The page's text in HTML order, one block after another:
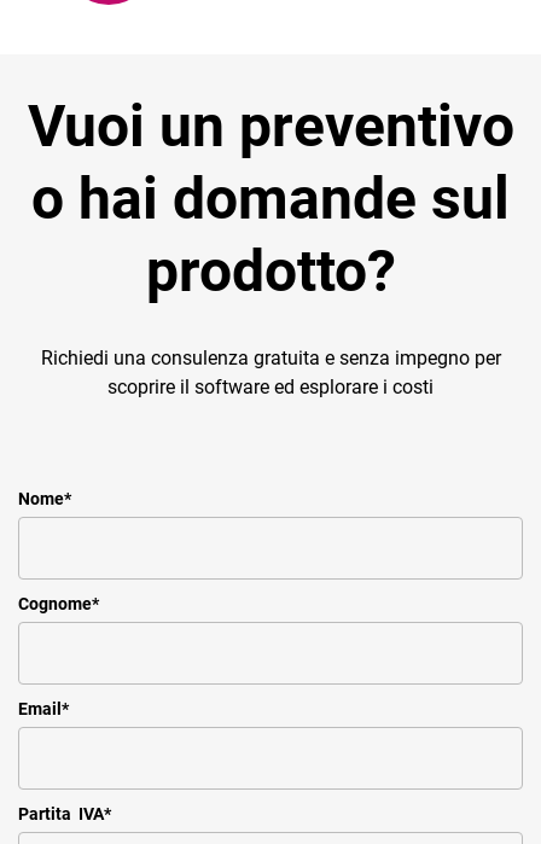
Vuoi un preventivo
o hai domande sul
prodotto?
Richiedi una consulenza gratuita e senza impegno per
scoprire il software ed esplorare i costi
Nome*
Cognome*
Email *
Partita IVA*